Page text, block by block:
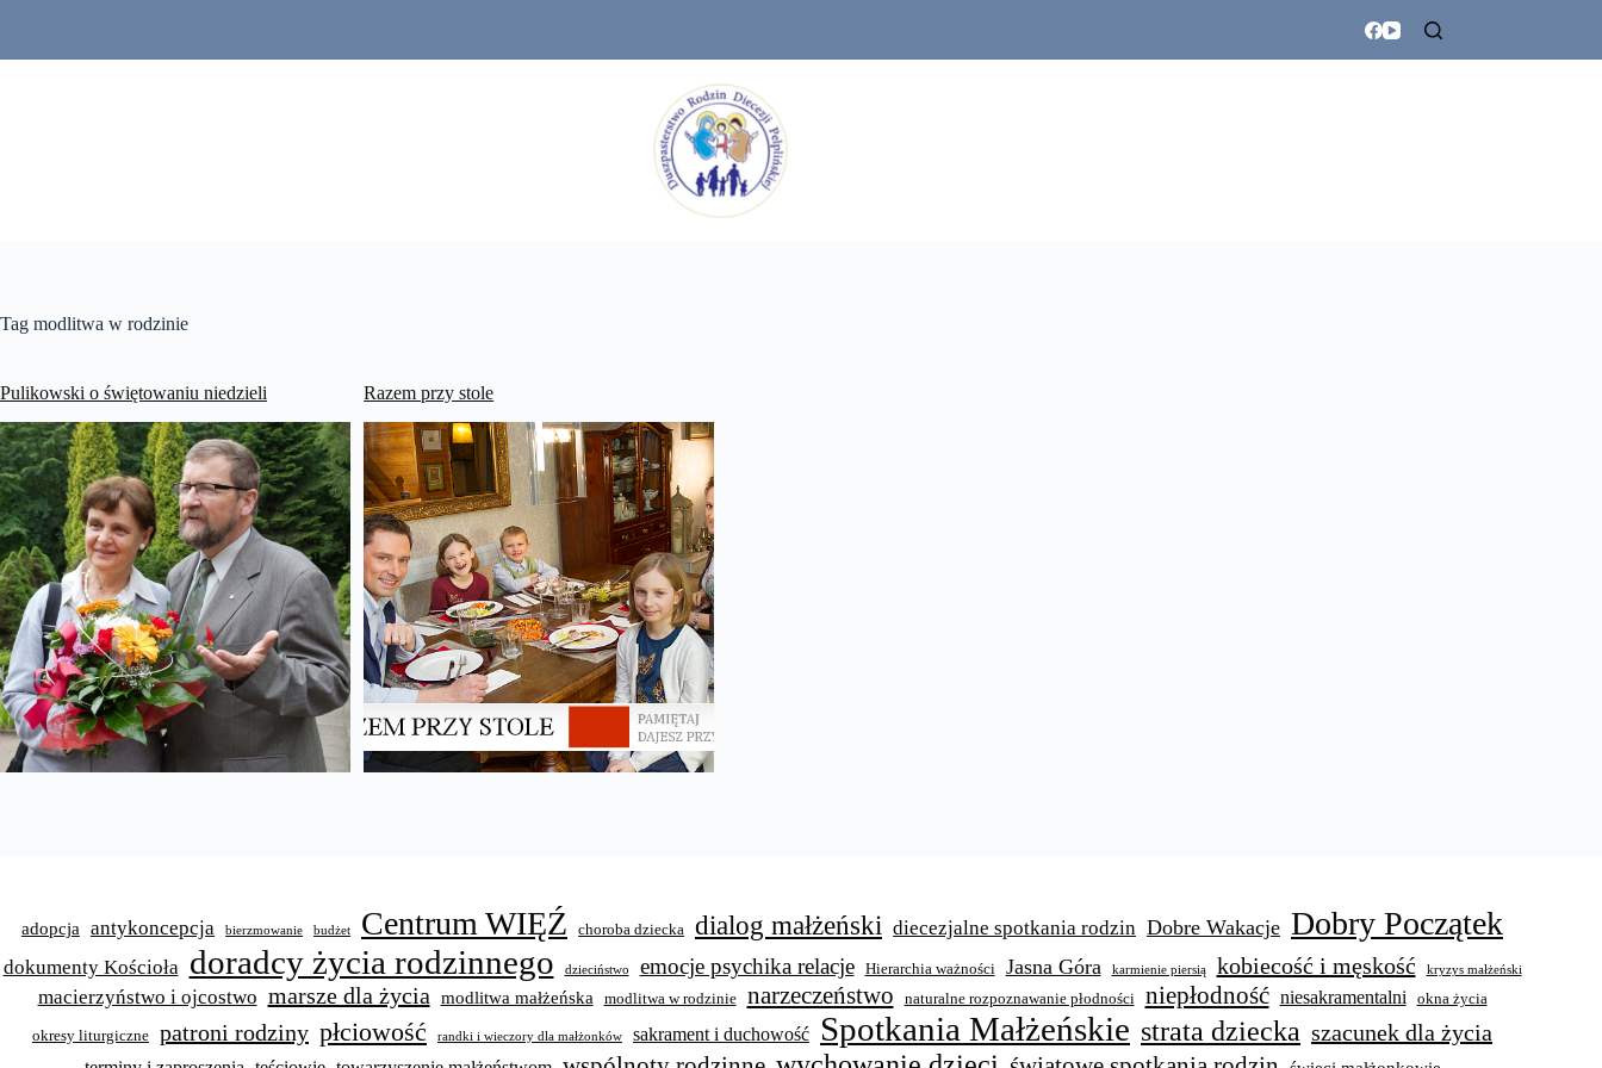
Tag modlitwa w rodzinie
Pulikowski o świętowaniu niedzieli Razem przy stole
adopcja antykoncepcja bierzmowanie budżet Centrum WIĘŹ choroba dziecka dialog małżeński diecezjalne spotkania rodzin Dobre Wakacje Dobry Początek
dokumenty Kościoła doradcy życia rodzinnego dzieciństwo emocje psychika relacje Hierarchia ważności Jasna Góra karmienie piersią kobiecość i męskość kryzys małżeński
macierzyństwo i ojcostwo marsze dla życia modlitwa małżeńska modlitwa w rodzinie narzeczeństwo naturalne rozpoznawanie płodności niepłodność niesakramentalni okna życia
okresy liturgiczne patroni rodziny płciowość randki i wieczory dla małżonków sakrament i duchowość Spotkania Małżeńskie strata dziecka szacunek dla życia